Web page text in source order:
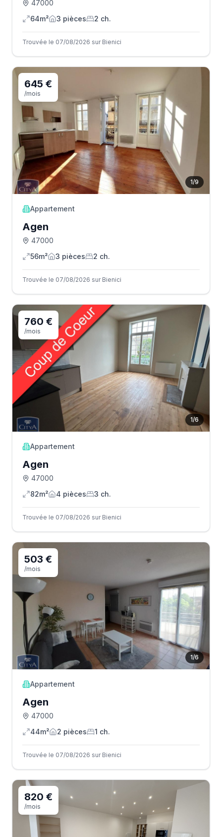
47000
64m²
3 pièces 2 ch.
Trouvée le 07/08/2026 sur Bienici
1/9
645 €
/mois
Appartement
Agen
47000
56m²
3 pièces 2 ch.
Trouvée le 07/08/2026 sur Bienici
1/6
760 €
/mois
Appartement
Agen
47000
82m²
4 pièces 3 ch.
Trouvée le 07/08/2026 sur Bienici
1/6
503 €
/mois
Appartement
Agen
47000
44m²
2 pièces 1 ch.
Trouvée le 07/08/2026 sur Bienici
820 €
/mois